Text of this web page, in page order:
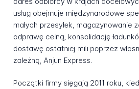
usług obejmuje międzynarodowe
małych przesyłek, magazynowanie
odprawę celną, konsolidację
dostawę ostatniej mili poprzez
zależną, Anjun Express.
Początki firmy sięgają 2011 roku,